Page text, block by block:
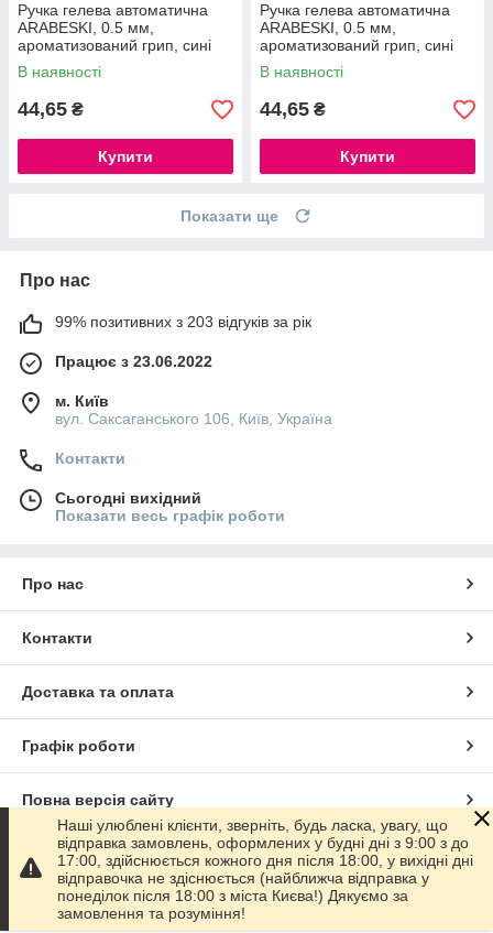
Ручка гелева автоматична
ARABESKI, 0.5 мм,
ароматизований грип, сині
чорнила, в блістері.
В наявності
44,65 ₴
Купити
Ручка гелева автоматична
ARABESKI, 0.5 мм,
ароматизований грип, сині
чорнила, в блістері
В наявності
44,65 ₴
Купити
Показати ще
Про нас
99% позитивних з 203 відгуків за рік
Працює з 23.06.2022
м. Київ
вул. Саксаганського 106, Київ, Україна
Контакти
Сьогодні вихідний
Показати весь графік роботи
Про нас
Контакти
Доставка та оплата
Графік роботи
Повна версія сайту
Сайт створено на маркетплейсіProm.ua
Політика конфіденційності
Наші улюблені клієнти, зверніть, будь ласка, увагу, що
відправка замовлень, оформлених у будні дні з 9:00 з до
17:00, здійснюється кожного дня після 18:00, у вихідні дні
відправочка не здіснюється (найближча відправка у
понеділок після 18:00 з міста Києва!) Дякуємо за
замовлення та розуміння!